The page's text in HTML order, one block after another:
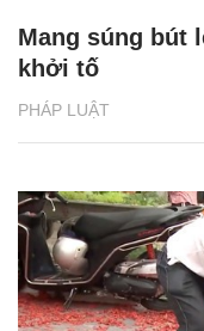
PHÁP LUẬT
Mang súng bút
khởi tố